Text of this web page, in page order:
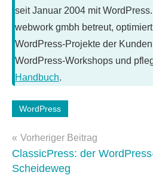
seit Januar 2004 mit
webwork gmbh betreut,
WordPress-Projekte der
WordPress-Workshops und
Handbuch.
Schlagwörter:
WordPress-
Plugins ,
wordpress-
WordPress
Beitragsnavigation
Vorheriger Beitrag
ClassicPress: der
Scheideweg